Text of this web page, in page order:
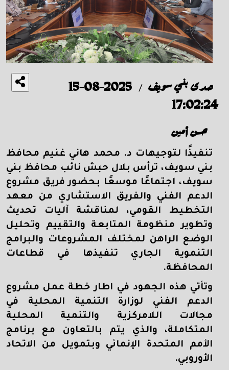
صدى بني سويف /
2025-08-15
17:02:24
حسن أمين
تنفيذًا لتوجيهات د. محمد هاني غنيم محافظ
بني سويف، ترأس بلال حبش نائب محافظ بني
سويف، اجتماعًا موسعًا بحضور فريق مشروع
الدعم الفني والفريق الاستشاري من معهد
التخطيط القومي، لمناقشة آليات تحديث
وتطوير منظومة المتابعة والتقييم وتحليل
الوضع الراهن لمختلف المشروعات والبرامج
التنموية الجاري تنفيذها في قطاعات
المحافظة.
وتأتي هذه الجهود في اطار خطة عمل مشروع
الدعم الفني لوزارة التنمية المحلية في
مجالات اللامركزية والتنمية المحلية
المتكاملة، والذي يتم بالتعاون مع برنامج
الأمم المتحدة الإنمائي وبتمويل من الاتحاد
الأوروبي.